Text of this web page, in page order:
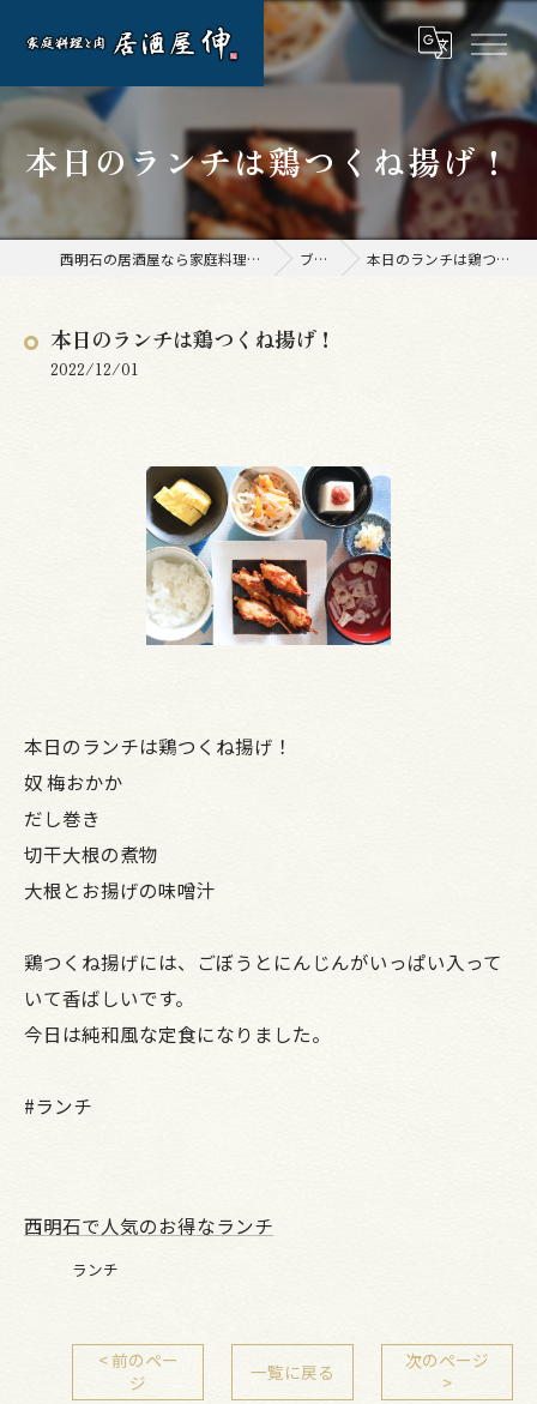
本日のランチは鶏つくね揚げ！
西明石の居酒屋なら家庭料理と肉 居酒屋 伸 ブログ 本日のランチは鶏つくね揚げ！
本日のランチは鶏つくね揚げ！
2022/12/01
本日のランチは鶏つくね揚げ！
奴 梅おかか
だし巻き
切干大根の煮物
大根とお揚げの味噌汁
鶏つくね揚げには、ごぼうとにんじんがいっぱい入って
いて香ばしいです。
今日は純和風な定食になりました。
#ランチ
西明石で人気のお得なランチ
ランチ
< 前のペー
ジ
一覧に戻る
次のページ
>